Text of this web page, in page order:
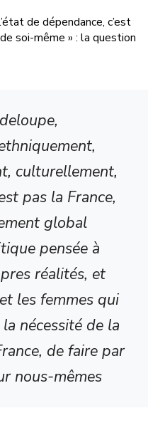
de dépendance, c’est
soi-même » : la question
culturellement,
pas la France,
global
pensée à
réalités, et
les femmes qui
nécessité de la
de faire par
nous-mêmes